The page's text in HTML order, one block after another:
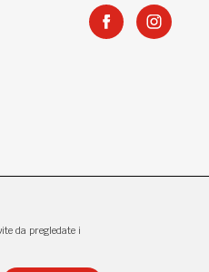
da pregledate i